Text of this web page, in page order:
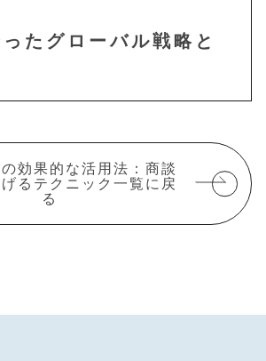
たグローバル戦略と
効果的な活用法：商談
るテクニック一覧に戻
る